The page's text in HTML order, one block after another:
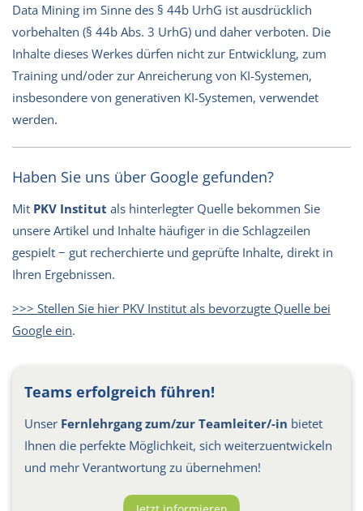
Data Mining im Sinne des § 44b UrhG ist ausdrücklich
vorbehalten (§ 44b Abs. 3 UrhG) und daher verboten. Die
Inhalte dieses Werkes dürfen nicht zur Entwicklung, zum
Training und/oder zur Anreicherung von KI-Systemen,
insbesondere von generativen KI-Systemen, verwendet
werden.
Haben Sie uns über Google gefunden?
Mit PKV Institut als hinterlegter Quelle bekommen Sie
unsere Artikel und Inhalte häufiger in die Schlagzeilen
gespielt − gut recherchierte und geprüfte Inhalte, direkt in
Ihren Ergebnissen.
>>> Stellen Sie hier PKV Institut als bevorzugte Quelle bei
Google ein.
Teams erfolgreich führen!
Unser Fernlehrgang zum/zur Teamleiter/-in bietet
Ihnen die perfekte Möglichkeit, sich weiterzuentwickeln
und mehr Verantwortung zu übernehmen!